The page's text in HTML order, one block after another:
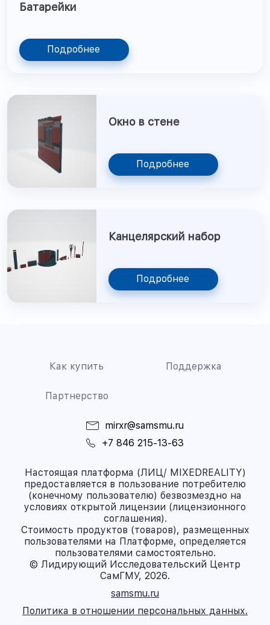
Батарейки
Подробнее
Окно в стене
Подробнее
Канцелярский набор
Подробнее
Как купить Поддержка
Партнерство
mirxr@samsmu.ru
+7 846 215-13-63
Настоящая платформа (ЛИЦ/ MIXEDREALITY)
предоставляется в пользование потребителю
(конечному пользователю) безвозмездно на
условиях открытой лицензии (лицензионного
соглашения).
Стоимость продуктов (товаров), размещенных
пользователями на Платформе, определяется
пользователями самостоятельно.
© Лидирующий Исследовательский Центр
СамГМУ, 2026.
samsmu.ru
Политика в отношении персональных данных.